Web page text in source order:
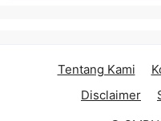
Tentang Kami
Disclaimer